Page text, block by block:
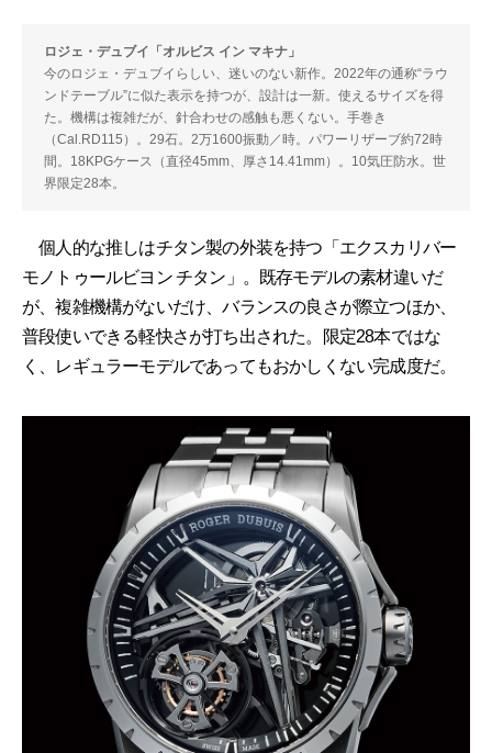
ロジェ・デュブイ「オルビス イン マキナ」
今のロジェ・デュブイらしい、迷いのない新作。2022年の通称“ラウ
ンドテーブル”に似た表示を持つが、設計は一新。使えるサイズを得
た。機構は複雑だが、針合わせの感触も悪くない。手巻き
（Cal.RD115）。29石。2万1600振動／時。パワーリザーブ約72時
間。18KPGケース（直径45mm、厚さ14.41mm）。10気圧防水。世
界限定28本。
個人的な推しはチタン製の外装を持つ「エクスカリバー
モノトゥールビヨン チタン」。既存モデルの素材違いだ
が、複雑機構がないだけ、バランスの良さが際立つほか、
普段使いできる軽快さが打ち出された。限定28本ではな
く、レギュラーモデルであってもおかしくない完成度だ。